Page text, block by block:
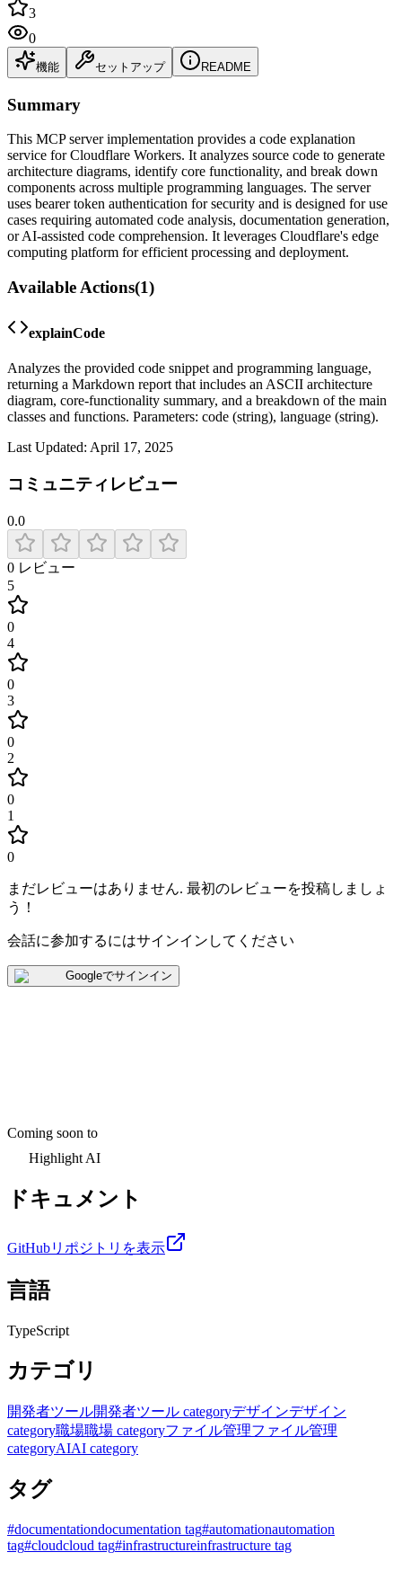
3
0
機能 セットアップ README
Summary
This MCP server implementation provides a code explanation
service for Cloudflare Workers. It analyzes source code to generate
architecture diagrams, identify core functionality, and break down
components across multiple programming languages. The server
uses bearer token authentication for security and is designed for use
cases requiring automated code analysis, documentation generation,
or AI-assisted code comprehension. It leverages Cloudflare's edge
computing platform for efficient processing and deployment.
Available Actions(1)
explainCode
Analyzes the provided code snippet and programming language,
returning a Markdown report that includes an ASCII architecture
diagram, core-functionality summary, and a breakdown of the main
classes and functions. Parameters: code (string), language (string).
Last Updated: April 17, 2025
コミュニティレビュー
0.0
0 レビュー
5
0
4
0
3
0
2
0
1
0
まだレビューはありません. 最初のレビューを投稿しましょ
う！
会話に参加するにはサインインしてください
Googleでサインイン
Coming soon to
Highlight AI
ドキュメント
GitHubリポジトリを表示
言語
TypeScript
カテゴリ
開発者ツール開発者ツール categoryデザインデザイン
category職場職場 categoryファイル管理ファイル管理
categoryAIAI category
タグ
#documentationdocumentation tag#automationautomation
tag#cloudcloud tag#infrastructureinfrastructure tag